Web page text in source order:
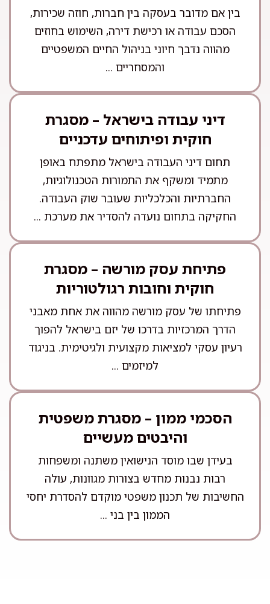
בין אם מדובר בעסקה בין חברות, חוזה שכירות,
הסכם עבודה או רכישת דירה, השימוש בחוזים
מהווה נדבך חיוני בניהול החיים המשפטיים
והמסחריים ...
דיני עבודה בישראל – מסגרת
חוקית ופיתוחים עדכניים
תחום דיני העבודה בישראל מתפתח באופן
מתמיד ומשקף את התמורות הטכנולוגיות,
החברתיות והכלכליות שעובר שוק העבודה.
החקיקה בתחום נועדה להסדיר את מערכת ...
פתיחת עסק מורשה – מסגרת
חוקית וחובות רגולטוריות
פתיחתו של עסק מורשה מהווה את אחת מאבני
הדרך המרכזיות בדרכו של יזם בישראל להפוך
רעיון עסקי למציאות מקצועית ולגיטימית. בניגוד
למיזמים ...
הסכמי ממון – מסגרת משפטית
והיבטים מעשיים
בעידן שבו מוסד הנישואין משתנה ומשפחות
רבות נבנות מחדש בצורות מגוונות, עולה
החשיבות של תכנון משפטי מוקדם להסדרת יחסי
הממון בין בני ...